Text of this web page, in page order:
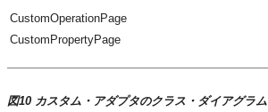
CustomOperationPage
CustomPropertyPage
図10 カスタム・アダプタのクラス・ダイアグラム